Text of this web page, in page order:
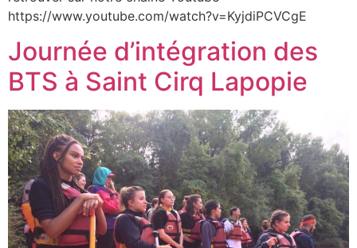
https://www.youtube.com/watch?v=KyjdiPCVCgE
Journée d’intégration des
BTS à Saint Cirq Lapopie